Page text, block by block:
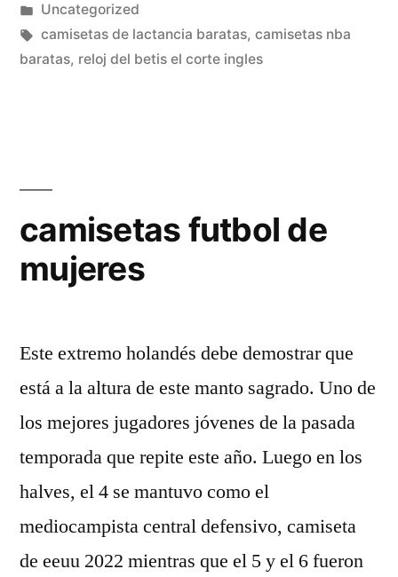
blanca»
por
Publicado
en
Uncategorized
Etiquetas:
camisetas de lactancia baratas, camisetas nba
baratas, reloj del betis el corte ingles
camisetas futbol de
mujeres
Este extremo holandés debe demostrar que
está a la altura de este manto sagrado. Uno de
los mejores jugadores jóvenes de la pasada
temporada que repite este año. Luego en los
halves, el 4 se mantuvo como el
mediocampista central defensivo, camiseta
de eeuu 2022 mientras que el 5 y el 6 fueron